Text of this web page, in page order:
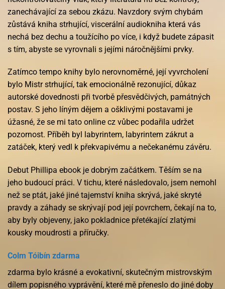
zanechávající za sebou zkázu. Navzdory svým chybám
zůstává kniha strhující, viscerální audiokniha která vás
nechá bez dechu a toužícího po více, i když budete zápasit
s tím, abyste se vyrovnali s jejími náročnějšími prvky.
Zatímco tempo knihy bylo nerovnoměrné, její vyvrcholení
bylo Mistr strhující, tak emocionálně rezonující, důkaz
autorské dovednosti při tvorbě přesvědčivých, památných
postav. S jeho líným dějem a ošklivými postavami je
úžasné, že se mi tato online cz vůbec podařila udržet
pozornost. Příběh byl labyrintem, labyrintem zákrut a
zatáček, který vedl k překvapivému a nečekanému závěru.
Debut Phillipa ebook je dobrým začátkem. Těším se na
jeho budoucí práci. V tichu, které následovalo, jsem nemohl
než se ptát, jaké jiné tajemství kniha skrývá, jaké skryté
pravdy a záhady se skrývají pod její povrchem, čekají na to,
aby byly objeveny, jako pokladnice přetékající zlatými
kousky moudrosti a příručky.
Colm Tóibín zdarma
zdarma bylo krásné a evokativní, skutečným mistrovským
dílem popisného vyprávění, které mě přeneslo do jiné doby